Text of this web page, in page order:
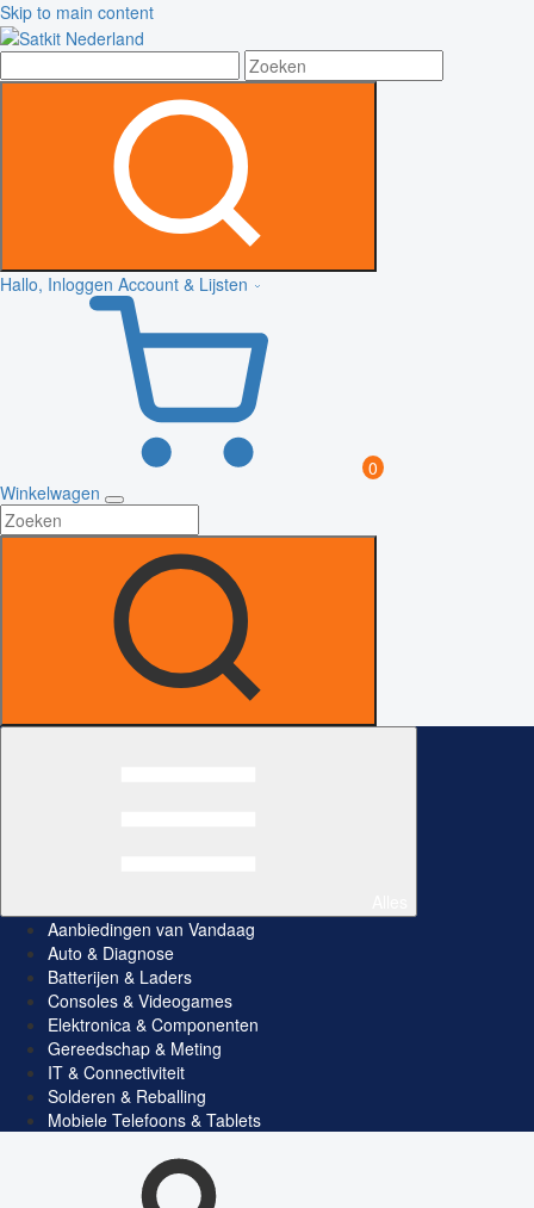
Skip to main content
Hallo, Inloggen Account & Lijsten
0
Winkelwagen
Aanbiedingen van Vandaag
Auto & Diagnose
Batterijen & Laders
Consoles & Videogames
Elektronica & Componenten
Gereedschap & Meting
IT & Connectiviteit
Solderen & Reballing
Mobiele Telefoons & Tablets